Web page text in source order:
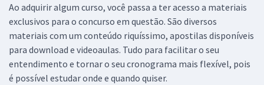
Ao adquirir algum curso, você passa a ter acesso a materiais
exclusivos para o concurso em questão. São diversos
materiais com um conteúdo riquíssimo, apostilas disponíveis
para download e videoaulas. Tudo para facilitar o seu
entendimento e tornar o seu cronograma mais flexível, pois
é possível estudar onde e quando quiser.